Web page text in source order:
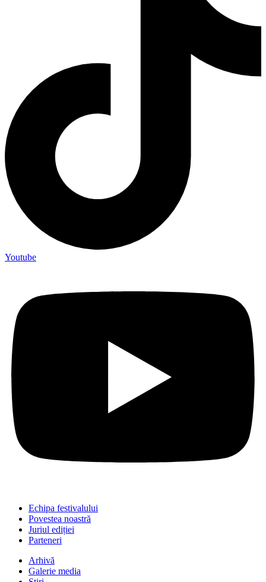
Youtube
Echipa festivalului
Povestea noastră
Juriul ediției
Parteneri
Arhivă
Galerie media